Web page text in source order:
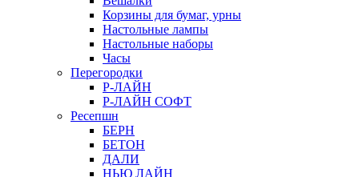
Корзины для бумаг, урны
Настольные лампы
Настольные наборы
Часы
Перегородки
Р-ЛАЙН
Р-ЛАЙН СОФТ
Ресепшн
БЕРН
БЕТОН
ДАЛИ
НЬЮ ЛАЙН